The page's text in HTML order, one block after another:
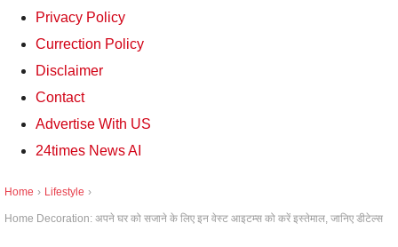
Privacy Policy
Currection Policy
Disclaimer
Contact
Advertise With US
24times News AI
Home › Lifestyle ›
Home Decoration: अपने घर को सजाने के लिए इन वेस्ट आइटम्स को करें इस्तेमाल, जानिए डीटेल्स